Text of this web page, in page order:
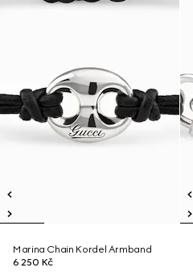
Marina Chain Kordel Armband
6 250 Kč